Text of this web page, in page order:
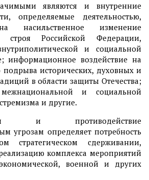
являются и внутренние
определяемые деятельностью,
насильственное изменение
строя Российской Федерации,
и социальной
информационное воздействие на
подрыва исторических, духовных и
в области защиты Отечества;
и социальной
и другие.
и противодействие
угрозам определяет потребность
стратегическом сдерживании,
комплекса мероприятий
военной и других